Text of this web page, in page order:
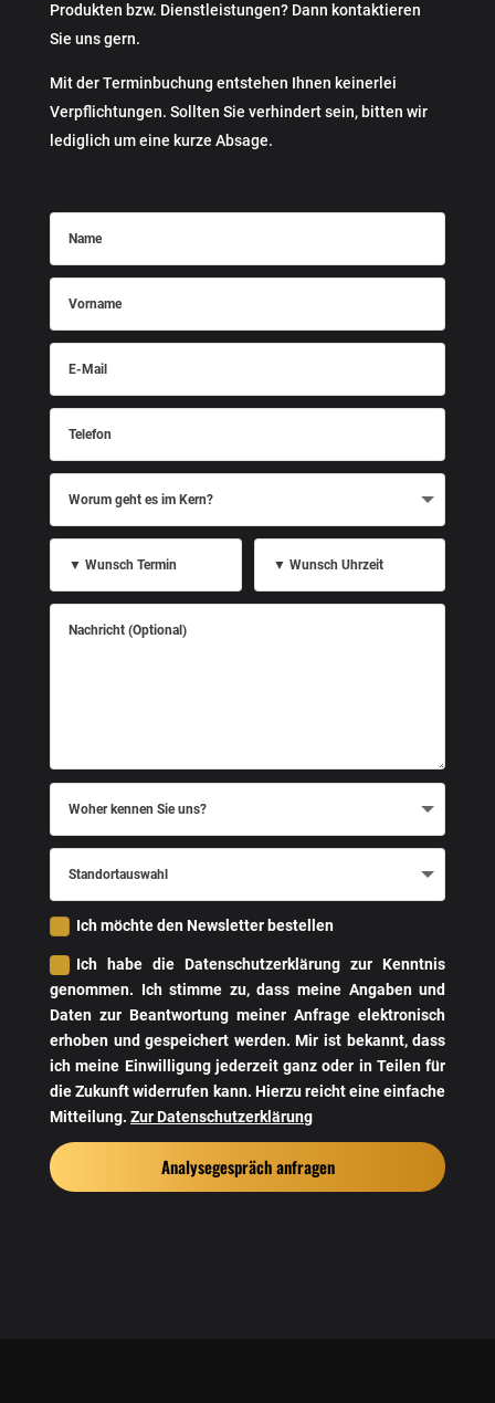
Produkten bzw. Dienstleistungen? Dann kontaktieren
Sie uns gern.
Mit der Terminbuchung entstehen Ihnen keinerlei
Verpflichtungen. Sollten Sie verhindert sein, bitten wir
lediglich um eine kurze Absage.
Name
Vorname
E-
Mail
Telefon
Worum
geht
▼
Wunsch
Termin
▼
Wunsch
Uhrzeit
Nachricht
(Optional)
Woher
kennen
Standortauswahl
Ich möchte den Newsletter bestellen
Ich habe die Datenschutzerklärung zur Kenntnis
genommen. Ich stimme zu, dass meine Angaben und
Daten zur Beantwortung meiner Anfrage elektronisch
erhoben und gespeichert werden. Mir ist bekannt, dass
ich meine Einwilligung jederzeit ganz oder in Teilen für
die Zukunft widerrufen kann. Hierzu reicht eine einfache
Mitteilung.Zur Datenschutzerklärung
Analysegespräch anfragen